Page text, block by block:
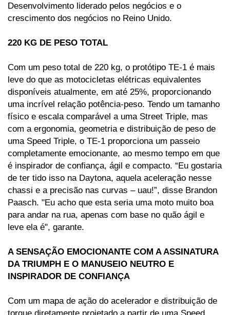
Desenvolvimento liderado pelos negócios e o
crescimento dos negócios no Reino Unido.
220 KG DE PESO TOTAL
Com um peso total de 220 kg, o protótipo TE-1 é mais
leve do que as motocicletas elétricas equivalentes
disponíveis atualmente, em até 25%, proporcionando
uma incrível relação potência-peso. Tendo um tamanho
físico e escala comparável a uma Street Triple, mas
com a ergonomia, geometria e distribuição de peso de
uma Speed Triple, o TE-1 proporciona um passeio
completamente emocionante, ao mesmo tempo em que
é inspirador de confiança, ágil e compacto. “Eu gostaria
de ter tido isso na Daytona, aquela aceleração nesse
chassi e a precisão nas curvas – uau!”, disse Brandon
Paasch. "Eu acho que esta seria uma moto muito boa
para andar na rua, apenas com base no quão ágil e
leve ela é", garante.
A SENSAÇÃO EMOCIONANTE COM A ASSINATURA
DA TRIUMPH E O MANUSEIO NEUTRO E
INSPIRADOR DE CONFIANÇA
Com um mapa de ação do acelerador e distribuição de